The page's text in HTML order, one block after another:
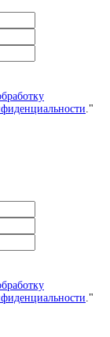
."
."